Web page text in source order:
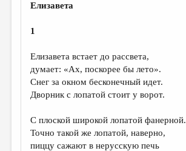
НОВОСТИ
ПРАВИЛА САЙТА
ОТДЕЛЫ И РУБРИКИ
ИЗБРАННОЕ
ДАЙДЖЕСТ
ПРОИЗВЕДЕНИЯ
ПЕРЕВОДЫ
Елизавета
1
Елизавета встает до рассвета,
думает: «Ах, поскорее бы лето».
Снег за окном бесконечный идет.
Дворник с лопатой стоит у ворот.
С плоской широкой лопатой фанерной.
Точно такой же лопатой, наверно,
пиццу сажают в нерусскую печь